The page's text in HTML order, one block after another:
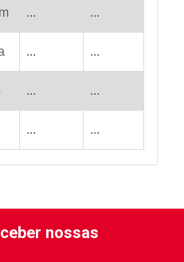
... ...
... ...
... ...
... ...
nossas